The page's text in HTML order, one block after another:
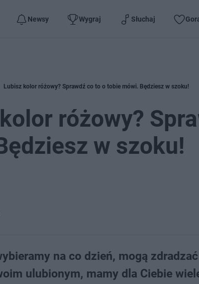
Newsy Wygraj Słuchaj
Lubisz kolor różowy? Sprawdź co to o tobie mówi. Będziesz w szoku!
różowy?
w szoku!
na co dzień, mogą
ulubionym, mamy dla Ciebie